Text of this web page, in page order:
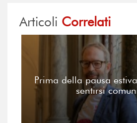
Articoli Correlati
Prima della pausa
sentirsi